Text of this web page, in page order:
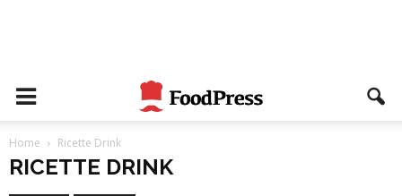
Home Ricette Drink
RICETTE DRINK